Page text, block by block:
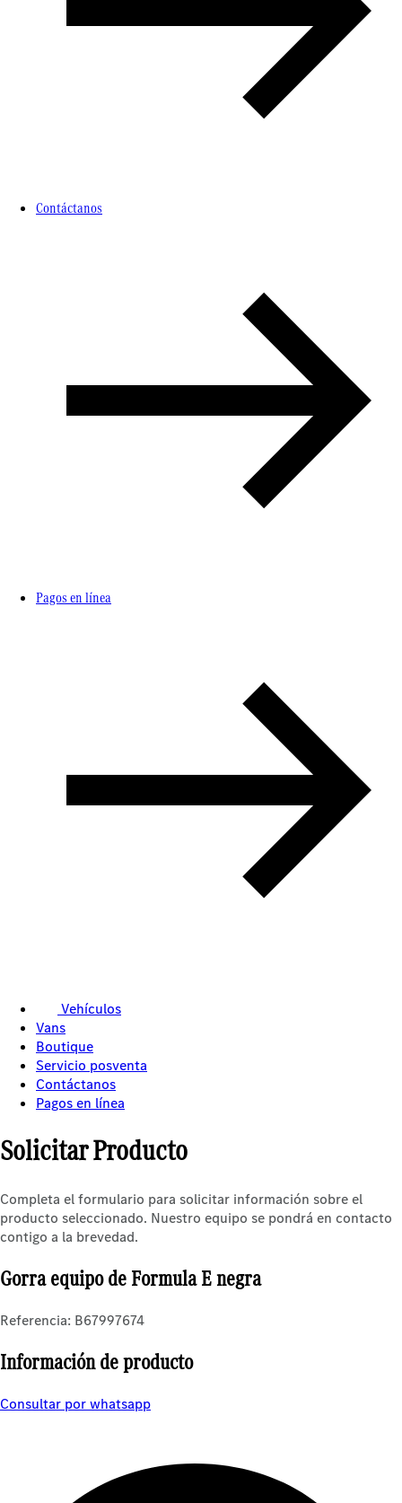
Contáctanos
Pagos en línea
Vehículos
Vans
Boutique
Servicio posventa
Contáctanos
Pagos en línea
Solicitar Producto
Completa el formulario para solicitar información sobre el
producto seleccionado. Nuestro equipo se pondrá en contacto
contigo a la brevedad.
Gorra equipo de Formula E negra
Referencia: B67997674
Información de producto
Consultar por whatsapp